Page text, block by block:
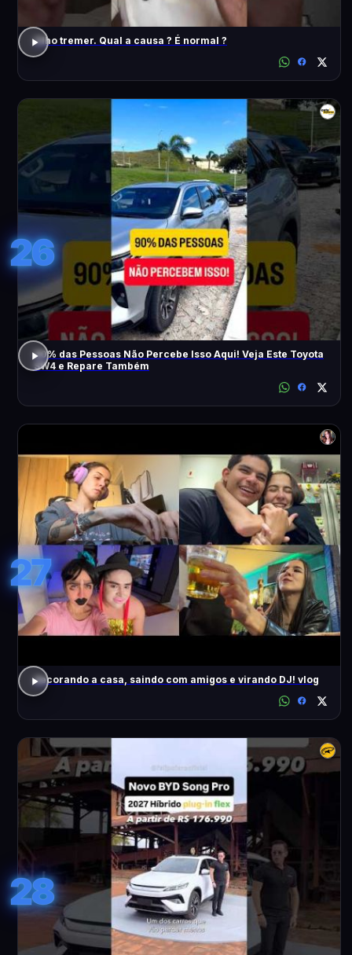
Olho tremer. Qual a causa ? É normal ?
26
90% das Pessoas Não Percebe Isso Aqui! Veja Este Toyota
SW4 e Repare Também
27
decorando a casa, saindo com amigos e virando DJ! vlog
28